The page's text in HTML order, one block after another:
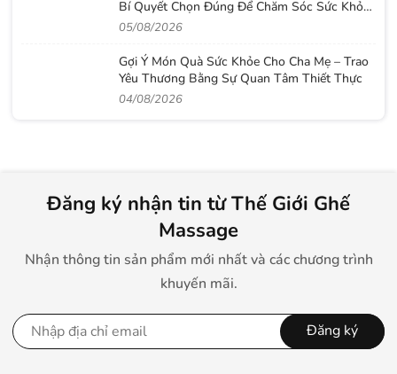
Bí Quyết Chọn Đúng Để Chăm Sóc Sức Khỏe
Lâu Dài
05/08/2026
Gợi Ý Món Quà Sức Khỏe Cho Cha Mẹ – Trao
Yêu Thương Bằng Sự Quan Tâm Thiết Thực
04/08/2026
Đăng ký nhận tin từ Thế Giới Ghế
Massage
Nhận thông tin sản phẩm mới nhất và các chương trình
khuyến mãi.
Đăng ký